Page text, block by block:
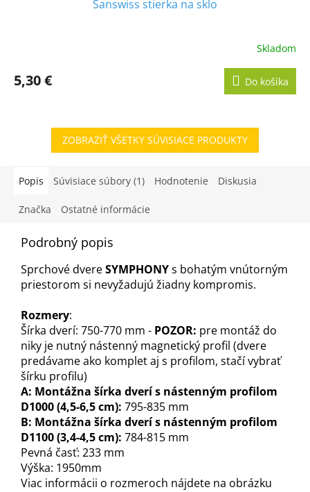
Sanswiss stierka na sklo
Skladom
5,30 € Do košíka
ZOBRAZIŤ VŠETKY SÚVISIACE PRODUKTY
Popis Súvisiace súbory (1) Hodnotenie Diskusia
Značka Ostatné informácie
Podrobný popis
Sprchové dvereSYMPHONYs bohatým vnútorným
priestorom si nevyžadujú žiadny kompromis.
Rozmery:
Šírka dverí: 750-770 mm - POZOR: pre montáž do
niky je nutný nástenný magnetický profil (dvere
predávame ako komplet aj s profilom, stačí vybrať
šírku profilu)
A: Montážna šírka dverí s nástenným profilom
D1000 (4,5-6,5 cm): 795-835 mm
B: Montážna šírka dverí s nástenným profilom
D1100 (3,4-4,5 cm): 784-815 mm
Pevná časť: 233 mm
Výška: 1950mm
Viac informácii o rozmeroch nájdete na obrázku